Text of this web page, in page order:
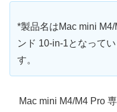
*製品名はMac mini
ンド 10-in-1となって
す。
Mac mini M4/M4 Pro